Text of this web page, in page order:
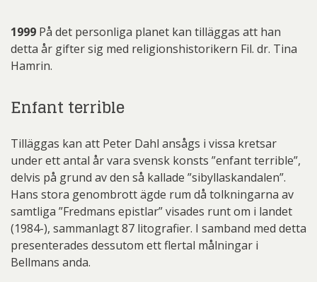
1999 På det personliga planet kan tilläggas att han
detta år gifter sig med religionshistorikern Fil. dr. Tina
Hamrin.
Enfant terrible
Tilläggas kan att Peter Dahl ansågs i vissa kretsar
under ett antal år vara svensk konsts ”enfant terrible”,
delvis på grund av den så kallade ”sibyllaskandalen”.
Hans stora genombrott ägde rum då tolkningarna av
samtliga ”Fredmans epistlar” visades runt om i landet
(1984-), sammanlagt 87 litografier. I samband med detta
presenterades dessutom ett flertal målningar i
Bellmans anda.